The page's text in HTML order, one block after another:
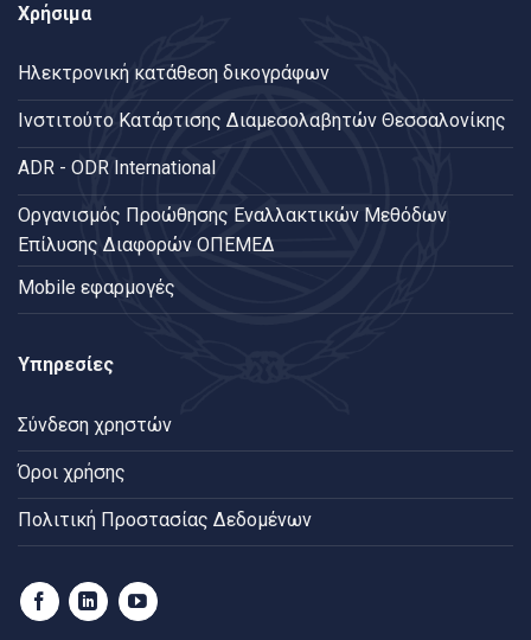
Χρήσιμα
Ηλεκτρονική κατάθεση δικογράφων
Ινστιτούτο Κατάρτισης Διαμεσολαβητών Θεσσαλονίκης
ADR - ODR International
Oργανισμός Προώθησης Εναλλακτικών Μεθόδων
Επίλυσης Διαφορών ΟΠΕΜΕΔ
Mobile εφαρμογές
Υπηρεσίες
Σύνδεση χρηστών
Όροι χρήσης
Πολιτική Προστασίας Δεδομένων